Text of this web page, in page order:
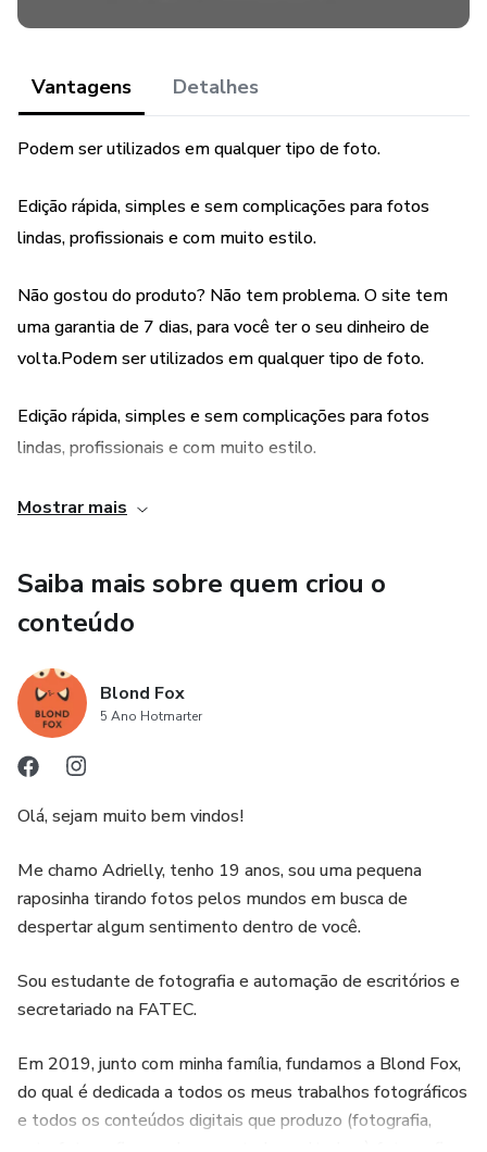
Vantagens Detalhes
Podem ser utilizados em qualquer tipo de foto.
Edição rápida, simples e sem complicações para fotos
lindas, profissionais e com muito estilo.
Não gostou do produto? Não tem problema. O site tem
uma garantia de 7 dias, para você ter o seu dinheiro de
volta.Podem ser utilizados em qualquer tipo de foto.
Edição rápida, simples e sem complicações para fotos
lindas, profissionais e com muito estilo.
Não gostou do produto? Não tem problema. O site tem
volta.Podem ser utilizados em qualquer tipo de foto.
Edição rápida, simples e sem complicações para fotos
Não gostou do produto? Não tem problema. O site tem
volta.Podem ser utilizados em qualquer tipo de foto.
lindas, profissionais e com muito estilo.
Não gostou do produto? Não tem problema. O site tem
volta.Podem ser utilizados em qualquer tipo de foto.
lindas, profissionais e com muito estilo.
Não gostou do produto? Não tem problema. O site tem
Mostrar mais
Saiba mais sobre quem criou o
conteúdo
Blond Fox
5 Ano Hotmarter
Olá, sejam muito bem vindos!
Me chamo Adrielly, tenho 19 anos, sou uma pequena
raposinha tirando fotos pelos mundos em busca de
despertar algum sentimento dentro de você.
Sou estudante de fotografia e automação de escritórios e
secretariado na FATEC.
Em 2019, junto com minha família, fundamos a Blond Fox,
do qual é dedicada a todos os meus trabalhos fotográficos
e todos os conteúdos digitais que produzo (fotografia,